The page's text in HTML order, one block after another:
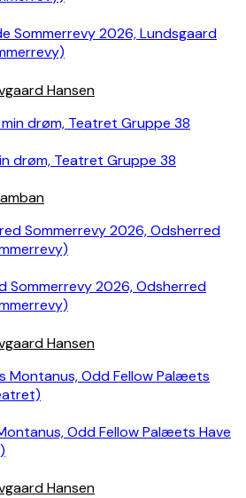
Sommerrevy 2026, Lundsgaard
Hansen
drøm, Teatret Gruppe 38
Sommerrevy 2026, Odsherred
Hansen
Odd Fellow Palæets Have
Hansen